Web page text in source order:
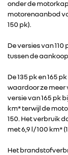
onder de
motorenaanbod
150 pk).
De versies van
tussen de
De 135 pk en 165
waardoor ze meer
versie van 165 pk
km* terwijl de
150. Het verbruik
met 6,9 l / 100 km*
Het